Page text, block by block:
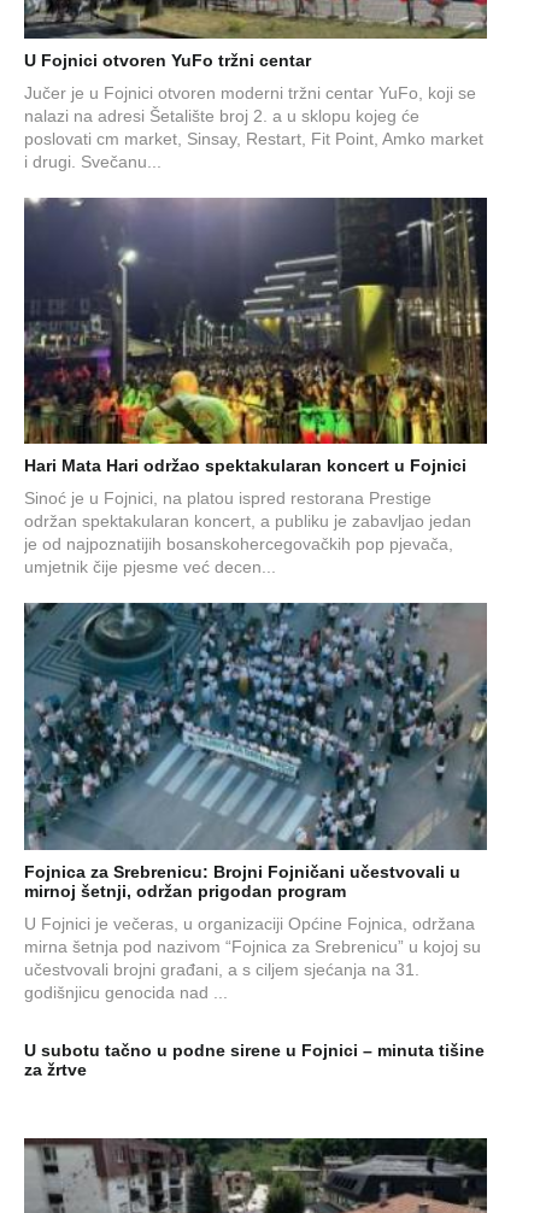
U Fojnici otvoren YuFo tržni centar
Jučer je u Fojnici otvoren moderni tržni centar YuFo, koji se
nalazi na adresi Šetalište broj 2. a u sklopu kojeg će
poslovati cm market, Sinsay, Restart, Fit Point, Amko market
i drugi. Svečanu...
Hari Mata Hari održao spektakularan koncert u Fojnici
Sinoć je u Fojnici, na platou ispred restorana Prestige
održan spektakularan koncert, a publiku je zabavljao jedan
je od najpoznatijih bosanskohercegovačkih pop pjevača,
umjetnik čije pjesme već decen...
Fojnica za Srebrenicu: Brojni Fojničani učestvovali u
mirnoj šetnji, održan prigodan program
U Fojnici je večeras, u organizaciji Općine Fojnica, održana
mirna šetnja pod nazivom “Fojnica za Srebrenicu” u kojoj su
učestvovali brojni građani, a s ciljem sjećanja na 31.
godišnjicu genocida nad ...
U subotu tačno u podne sirene u Fojnici – minuta tišine
za žrtve